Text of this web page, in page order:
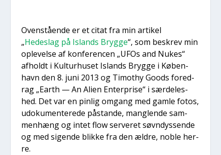
Oven­stå­en­de er et citat fra min arti­kel
„Hedeslag på Islands Bryg­ge“, som beskrev min
ople­vel­se af kon­fe­ren­cen „UFOs and Nukes“
afholdt i Kul­tur­hu­set Islands Bryg­ge i Køben­
havn den 8. juni 2013 og Timo­t­hy Goods fored­
rag „Earth — An Ali­en Enter­pri­se“ i sær­de­les­
hed. Det var en pin­lig omgang med gam­le fotos,
udo­ku­men­te­re­de påstan­de, mang­len­de sam­
men­hæng og intet flow ser­ve­ret søvn­dys­sen­de
og med sigen­de blik­ke fra den ældre, nob­le her­
re.